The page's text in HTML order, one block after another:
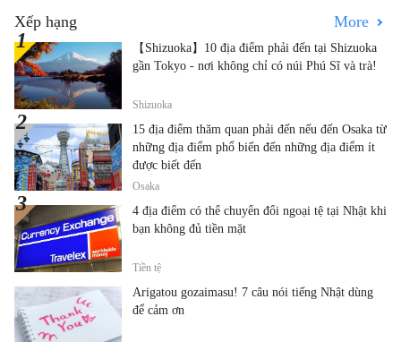
Xếp hạng More
【Shizuoka】10 địa điểm phải đến tại Shizuoka
gần Tokyo - nơi không chỉ có núi Phú Sĩ và trà!
Shizuoka
15 địa điểm thăm quan phải đến nếu đến Osaka từ
những địa điểm phổ biến đến những địa điểm ít
được biết đến
Osaka
4 địa điểm có thể chuyển đổi ngoại tệ tại Nhật khi
bạn không đủ tiền mặt
Tiền tệ
Arigatou gozaimasu! 7 câu nói tiếng Nhật dùng
để cảm ơn